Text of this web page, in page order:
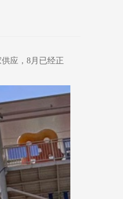
应，8月已经正